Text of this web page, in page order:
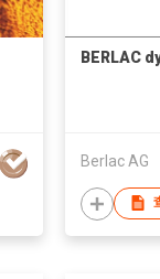
BERLAC
Berlac AG